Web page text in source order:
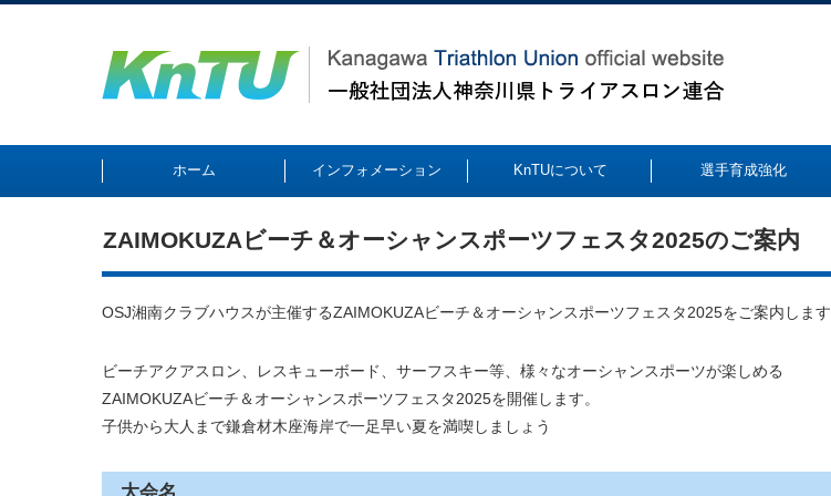
ホーム インフォメーション KnTUについて 選手育成強化
ZAIMOKUZAビーチ＆オーシャンスポーツフェスタ2025のご案内
OSJ湘南クラブハウスが主催するZAIMOKUZAビーチ＆オーシャンスポーツフェスタ2025をご案内します
ビーチアクアスロン、レスキューボード、サーフスキー等、様々なオーシャンスポーツが楽しめる
ZAIMOKUZAビーチ＆オーシャンスポーツフェスタ2025を開催します。
子供から大人まで鎌倉材木座海岸で一足早い夏を満喫しましょう